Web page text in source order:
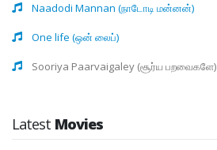
Naadodi Mannan (நாடோடி மன்னன்)
One life (ஒன் லைப்)
Sooriya Paarvaigaley (சூர்ய பறவைகளே)
Latest Movies